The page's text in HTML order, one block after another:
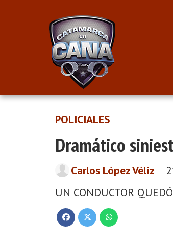
Dramático
UN CONDUCTOR
POLICIALES
Carlos López Véliz